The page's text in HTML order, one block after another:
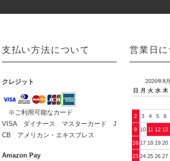
支払い方法について
クレジット
※ご利用可能なカード
VISA ダイナース マスターカード J
CB アメリカン・エキスプレス
Amazon Pay
営業日
2026年8
日 月 火 水 木
2 3 4 5 6
9 10 11 12 13
16 17 18 19 20
23 24 25 26 27